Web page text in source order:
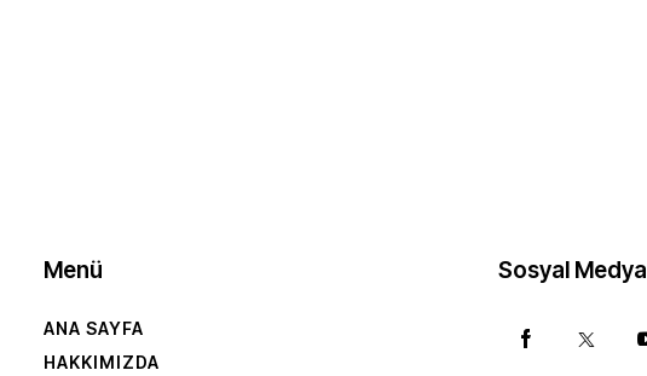
Menü
ANA SAYFA
HAKKIMIZDA
Sosyal Medya